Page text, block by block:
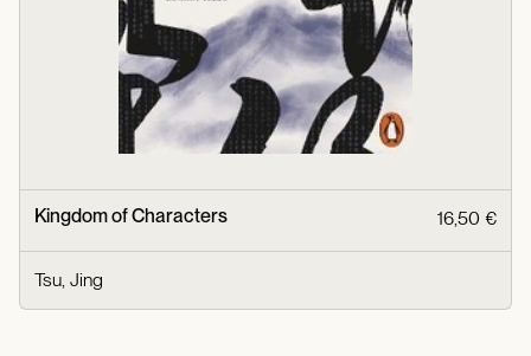
Kingdom of Characters 16,50 €
Tsu, Jing